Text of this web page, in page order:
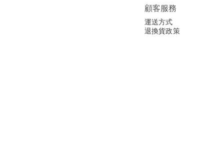
顧客服務
運送方式
退換貨政策